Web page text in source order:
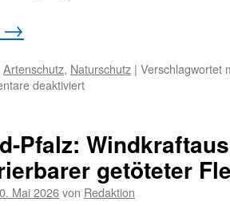
→
Artenschutz, Naturschutz | Verschlagwortet
deaktiviertfür
tot
Pfalz:
getöteter
Mai 2026von Redaktion